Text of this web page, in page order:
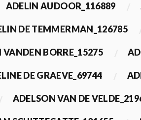
ADELIN AUDOOR_116889
DE TEMMERMAN_126785
VANDEN BORRE_15275
DE GRAEVE_69744
ADELSON VAN DE